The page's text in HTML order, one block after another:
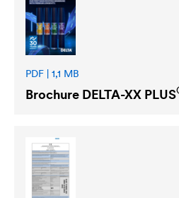
PDF | 1,1 MB
Brochure DELTA-XX PLUS